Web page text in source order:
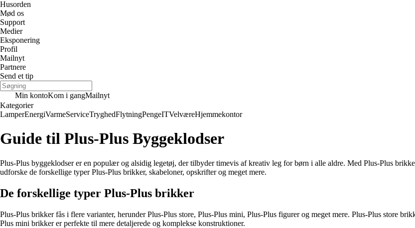
Husorden
Mød os
Support
Medier
Eksponering
Profil
Mailnyt
Partnere
Send et tip
Min kontoKom i gangMailnyt
Kategorier
LamperEnergiVarmeServiceTryghedFlytningPengeITVelværeHjemmekontor
Guide til Plus-Plus Byggeklodser
Plus-Plus byggeklodser er en populær og alsidig legetøj, der tilbyder timevis af kreativ leg for børn i alle aldre. Med Plus-Plus
udforske de forskellige typer Plus-Plus brikker, skabeloner, opskrifter og meget mere.
De forskellige typer Plus-Plus brikker
Plus-Plus brikker fås i flere varianter, herunder Plus-Plus store, Plus-Plus mini, Plus-Plus figurer og meget mere. Plus-Plus store
Plus mini brikker er perfekte til mere detaljerede og komplekse konstruktioner.